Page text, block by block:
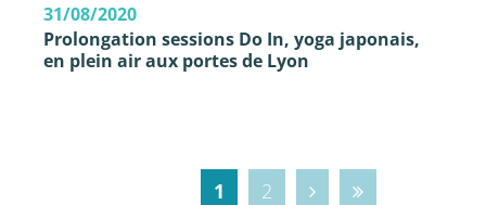
31/08/2020
Prolongation sessions Do In, yoga japonais,
en plein air aux portes de Lyon
1 2